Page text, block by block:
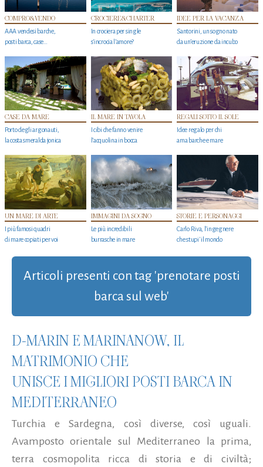
COMPRO&VENDO
AAA vendesi barche,
posti barca, case…
CROCIERE&CHARTER
In crociera per single
s'incrocia l’amore?
IDEE PER LA VACANZA
Santorini, un sogno nato
da un’eruzione da incubo
CASE DA MARE
Porto degli argonauti,
la costa smeralda jonica
IL MARE IN TAVOLA
I cibi che fanno venire
l’acquolina in bocca
REGALI SOTTO IL SOLE
Idee regalo per chi
ama barche e mare
UN MARE DI ARTE
I più famosi quadri
di mare copiati per voi
IMMAGINI DA SOGNO
Le più incredibili
burrasche in mare
STORIE E PERSONAGGI
Carlo Riva, l’ingegnere
che stupi' il mondo
Articoli presenti con tag 'prenotare posti
barca sul web'
D-MARIN E MARINANOW, IL
MATRIMONIO CHE
UNISCE I MIGLIORI POSTI BARCA IN
MEDITERRANEO
Turchia e Sardegna, così diverse, così uguali.
Avamposto orientale sul Mediterraneo la prima,
terra cosmopolita ricca di storia e di civiltà;